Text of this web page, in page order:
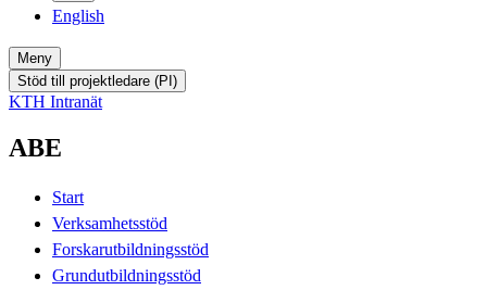
English
Meny
Stöd till projektledare (PI)
KTH Intranät
ABE
Start
Verksamhetsstöd
Forskarutbildningsstöd
Grundutbildningsstöd